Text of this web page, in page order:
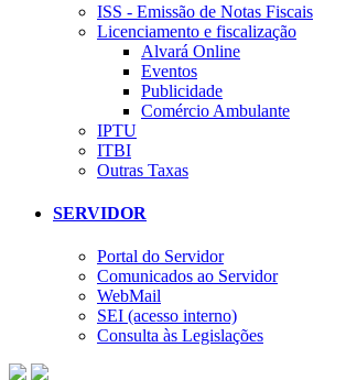
ISS - Emissão de Notas Fiscais
Licenciamento e fiscalização
Alvará Online
Eventos
Publicidade
Comércio Ambulante
IPTU
ITBI
Outras Taxas
SERVIDOR
Portal do Servidor
Comunicados ao Servidor
WebMail
SEI (acesso interno)
Consulta às Legislações